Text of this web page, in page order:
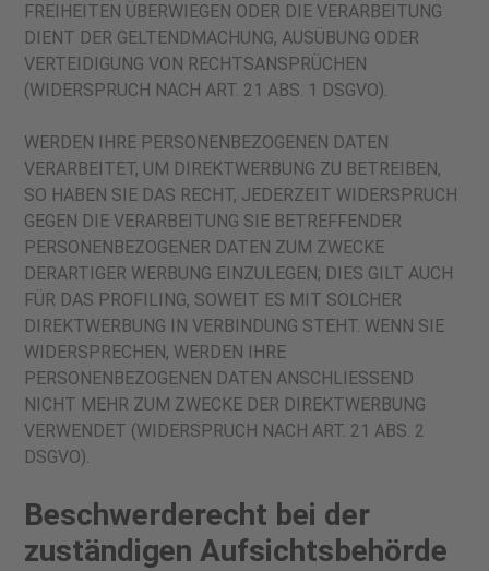
FREIHEITEN ÜBERWIEGEN ODER DIE VERARBEITUNG
DIENT DER GELTENDMACHUNG, AUSÜBUNG ODER
VERTEIDIGUNG VON RECHTSANSPRÜCHEN
(WIDERSPRUCH NACH ART. 21 ABS. 1 DSGVO).
WERDEN IHRE PERSONENBEZOGENEN DATEN
VERARBEITET, UM DIREKTWERBUNG ZU BETREIBEN,
SO HABEN SIE DAS RECHT, JEDERZEIT WIDERSPRUCH
GEGEN DIE VERARBEITUNG SIE BETREFFENDER
PERSONENBEZOGENER DATEN ZUM ZWECKE
DERARTIGER WERBUNG EINZULEGEN; DIES GILT AUCH
FÜR DAS PROFILING, SOWEIT ES MIT SOLCHER
DIREKTWERBUNG IN VERBINDUNG STEHT. WENN SIE
WIDERSPRECHEN, WERDEN IHRE
PERSONENBEZOGENEN DATEN ANSCHLIESSEND
NICHT MEHR ZUM ZWECKE DER DIREKTWERBUNG
VERWENDET (WIDERSPRUCH NACH ART. 21 ABS. 2
DSGVO).
Beschwerde­recht bei der
zuständigen Aufsichts­behörde